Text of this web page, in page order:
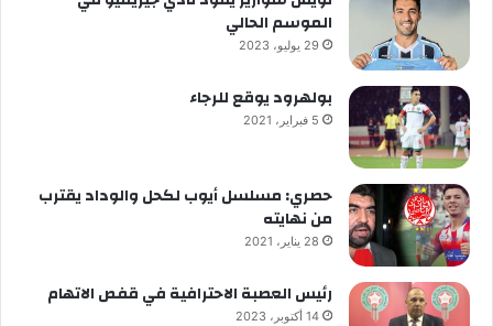
الموسم الحالي
29 يوليو، 2023
بولهرود يوقع للرجاء
5 فبراير، 2021
حصري: مسلسل أيوب لكحل والوداد يقترب
من نهايته
28 يناير، 2021
رئيس العصبة الاحترافية في قفص الاتهام
14 أكتوبر، 2023